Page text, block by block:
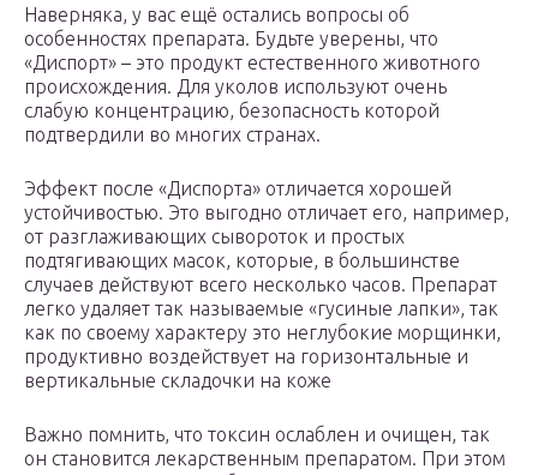
Наверняка, у вас ещё остались вопросы об
особенностях препарата. Будьте уверены, что
«Диспорт» – это продукт естественного животного
происхождения. Для уколов используют очень
слабую концентрацию, безопасность которой
подтвердили во многих странах.
Эффект после «Диспорта» отличается хорошей
устойчивостью. Это выгодно отличает его, например,
от разглаживающих сывороток и простых
подтягивающих масок, которые, в большинстве
случаев действуют всего несколько часов. Препарат
легко удаляет так называемые «гусиные лапки», так
как по своему характеру это неглубокие морщинки,
продуктивно воздействует на горизонтальные и
вертикальные складочки на коже
Важно помнить, что токсин ослаблен и очищен, так
он становится лекарственным препаратом. При этом